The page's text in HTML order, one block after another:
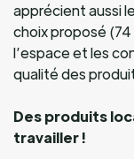
apprécient aussi
choix proposé
l’espace et les
qualité des
Des produits
travailler !